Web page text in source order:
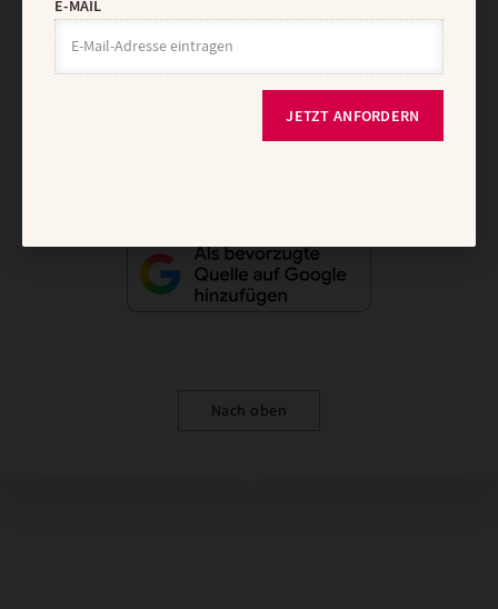
AGB und Widerrufsbelehrung Datenschutz Barrierefreiheit
Impressum
Abo online kündigen
Nach oben
E-MAIL
JETZT ANFORDERN